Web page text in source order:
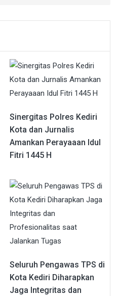
Sinergitas Polres Kediri
Kota dan Jurnalis
Amankan Perayaaan Idul
Fitri 1445 H
Seluruh Pengawas TPS di
Kota Kediri Diharapkan
Jaga Integritas dan